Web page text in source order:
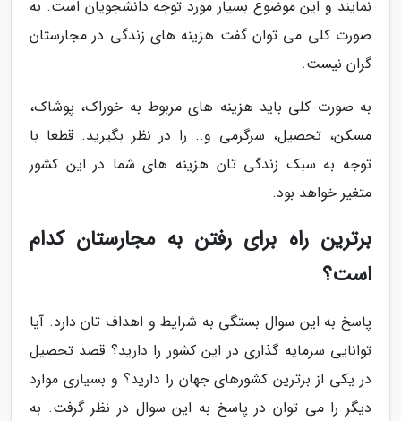
نمایند و این موضوع بسیار مورد توجه دانشجویان است. به
صورت کلی می توان گفت هزینه های زندگی در مجارستان
گران نیست.
به صورت کلی باید هزینه های مربوط به خوراک، پوشاک،
مسکن، تحصیل، سرگرمی و.. را در نظر بگیرید. قطعا با
توجه به سبک زندگی تان هزینه های شما در این کشور
متغیر خواهد بود.
برترین راه برای رفتن به مجارستان کدام
است؟
پاسخ به این سوال بستگی به شرایط و اهداف تان دارد. آیا
توانایی سرمایه گذاری در این کشور را دارید؟ قصد تحصیل
در یکی از برترین کشورهای جهان را دارید؟ و بسیاری موارد
دیگر را می توان در پاسخ به این سوال در نظر گرفت. به